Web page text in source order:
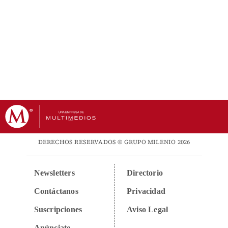
DERECHOS RESERVADOS © GRUPO MILENIO 2026
Newsletters
Contáctanos
Suscripciones
Directorio
Privacidad
Aviso Legal